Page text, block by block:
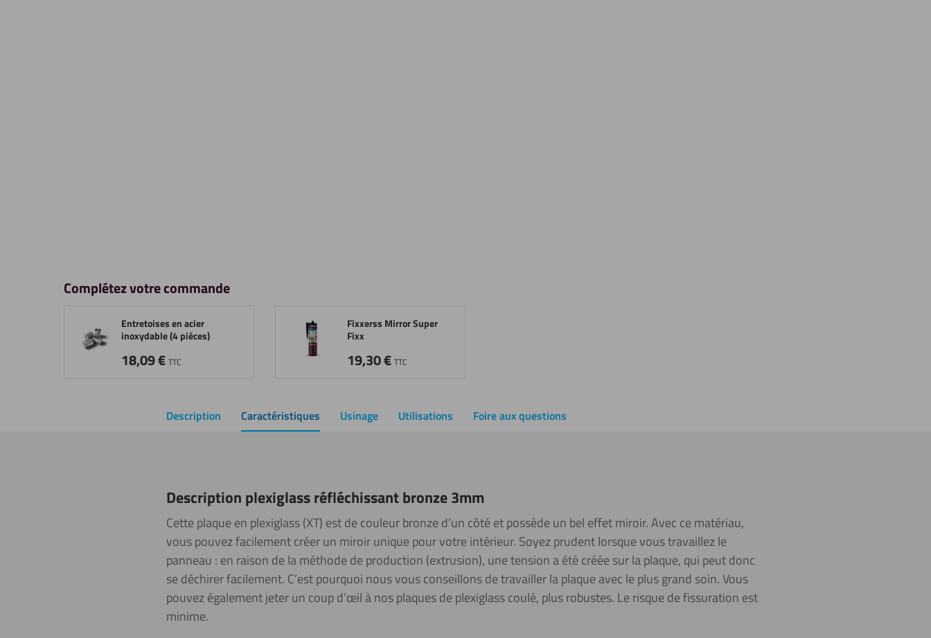
Complétez votre commande
Entretoises en acier
inoxydable (4 pièces)
18,09€ TTC
Fixxerss Mirror Super
Fixx
19,30€ TTC
Description Caractéristiques Usinage Utilisations Foire aux questions
Description plexiglass réfléchissant bronze 3mm
Cette plaque en plexiglass (XT) est de couleur bronze d’un côté et possède un bel effet miroir. Avec ce matériau,
vous pouvez facilement créer un miroir unique pour votre intérieur. Soyez prudent lorsque vous travaillez le
panneau : en raison de la méthode de production (extrusion), une tension a été créée sur la plaque, qui peut donc
se déchirer facilement. C’est pourquoi nous vous conseillons de travailler la plaque avec le plus grand soin. Vous
pouvez également jeter un coup d’œil à nos plaques de plexiglass coulé, plus robustes. Le risque de fissuration est
minime.